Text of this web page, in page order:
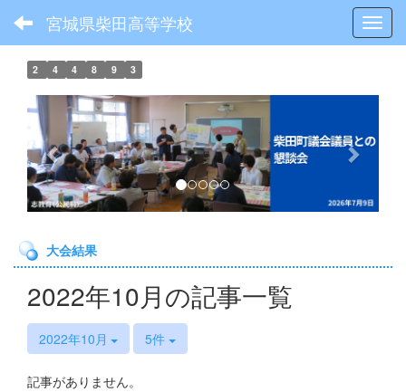
宮城県柴田高等学校
2 4 4 8 9 3
e
v
i
u
s
e
x
大会結果
2022年10月の記事一覧
2022年10月 5件
記事がありません。